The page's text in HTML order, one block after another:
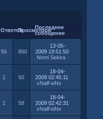
ОтветовПросмотров
Последнее
сообщение
56 850
13-05-
2009 19:51:50
Nemi Sekira
1 50
18-04-
2009 02:45:11
xNalFeiNx
1 58
18-04-
2009 02:42:31
xNalFeiNx